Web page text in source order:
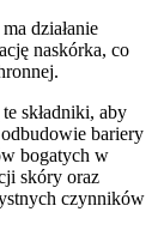
działanie
naskórka, co
składniki, aby
bariery
bogatych w
skóry oraz
czynników